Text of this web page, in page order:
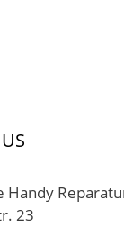
Handy
23